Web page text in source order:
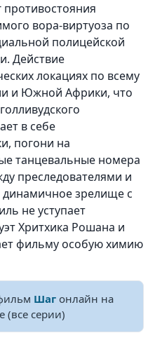
противостояния
вора-виртуоза по
полицейской
Действие
локациях по всему
и Южной Африки, что
в себе
погони на
танцевальные номера
преследователями и
зрелище с
не уступает
Хритхика Рошана и
фильму особую химию
Шаг онлайн на
(все серии)